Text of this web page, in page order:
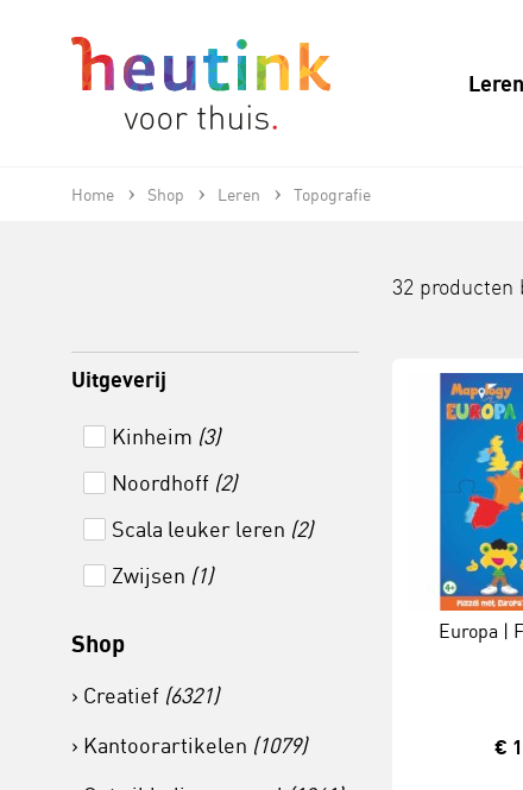
Leren
Home Shop Leren Topografie
Uitgeverij
Kinheim (3)
Noordhoff (2)
Scala leuker leren (2)
Zwijsen (1)
Shop
Creatief (6321)
Kantoorartikelen (1079)
32
Europa |
€